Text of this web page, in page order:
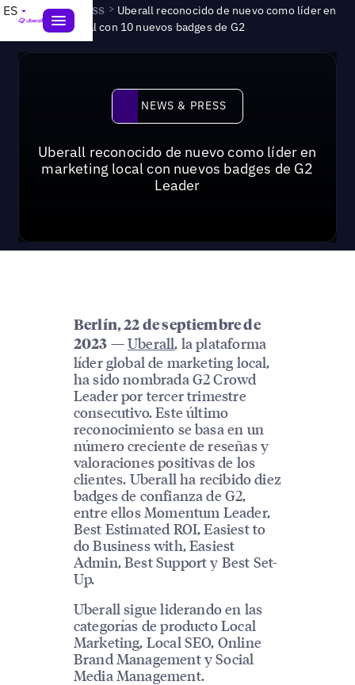
ES News & Press > Uberall reconocido de nuevo como líder en
marketing local con 10 nuevos badges de G2
News & Press
NEWS & PRESS
Uberall reconocido de nuevo como líder en
marketing local con nuevos badges de G2
Leader
Berlín, 22 de septiembre de
2023 —Uberall, la plataforma
líder global de marketing local,
ha sido nombrada G2 Crowd
Leader por tercer trimestre
consecutivo. Este último
reconocimiento se basa en un
número creciente de reseñas y
valoraciones positivas de los
clientes. Uberall ha recibido diez
badges de confianza de G2,
entre ellos Momentum Leader,
Best Estimated ROI, Easiest to
do Business with, Easiest
Admin, Best Support y Best Set-
Up.
Uberall sigue liderando en las
categorías de producto Local
Marketing, Local SEO, Online
Brand Management y Social
Media Management.